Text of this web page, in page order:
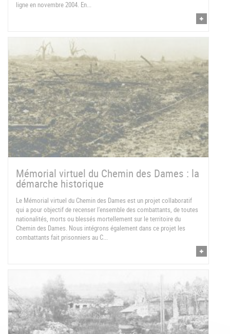
ligne en novembre 2004. En...
Mémorial virtuel du Chemin des Dames : la
démarche historique
Le Mémorial virtuel du Chemin des Dames est un projet collaboratif
qui a pour objectif de recenser l'ensemble des combattants, de toutes
nationalités, morts ou blessés mortellement sur le territoire du
Chemin des Dames. Nous intégrons également dans ce projet les
combattants fait prisonniers au C...